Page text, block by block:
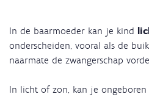
In de baarmoeder kan je kind
onderscheiden, vooral als de
naarmate de zwangerschap
In licht of zon, kan je